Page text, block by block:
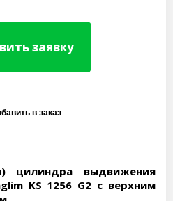
заявку
цилиндра выдвижения
KS 1256 G2 с верхним